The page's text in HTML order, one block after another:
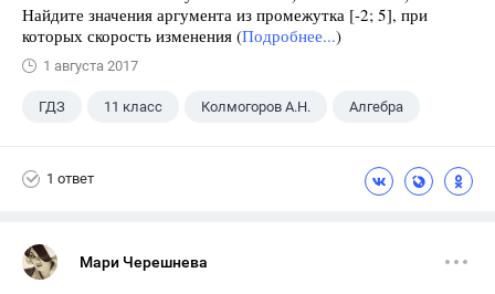
Найдите значения аргумента из промежутка [-2; 5], при
которых скорость изменения (Подробнее...)
1 августа 2017
ГДЗ 11 класс Колмогоров А.Н. Алгебра
1 ответ
Мари Черешнева